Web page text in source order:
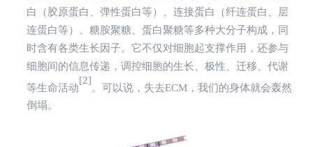
白（胶原蛋白、弹性蛋白等）、连接蛋白（纤连蛋白、层
连蛋白等）、糖胺聚糖、蛋白聚糖等多种大分子构成，同
时含有各类生长因子。它不仅对细胞起支撑作用，还参与
细胞间的信息传递，调控细胞的生长、极性、迁移、代谢
等生命活动
[2]
。可以说，失去ECM，我们的身体就会轰然
倒塌。